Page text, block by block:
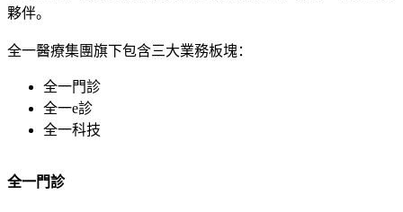
夥伴。
全一醫療集團旗下包含三大業務板塊：
全一門診
全一e診
全一科技
全一門診